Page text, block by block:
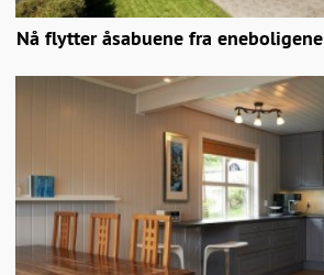
Nå flytter åsabuene fra eneboligene